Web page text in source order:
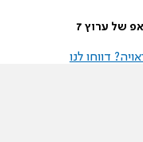
של ערוץ 7
דווחו לנו